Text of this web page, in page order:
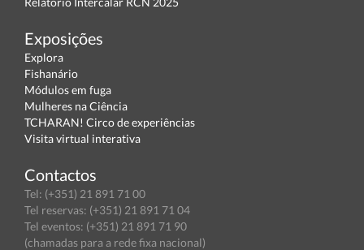
Exposições
Explora
Fishanário
Módulos em fuga
Mulheres na Ciência
TCHARAN! Circo de experiências
Visita virtual interativa
Contactos
Tel: (+351) 21 891 71 00
Tel reservas: (+351) 21 891 71 04
Tel eventos: (+351) 21 891 71 90
(chamadas para a rede fixa nacional)